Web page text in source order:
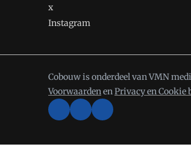
x
Instagram
Cobouw is onderdeel van VMN
VoorwaardenenPrivacy en Cookie